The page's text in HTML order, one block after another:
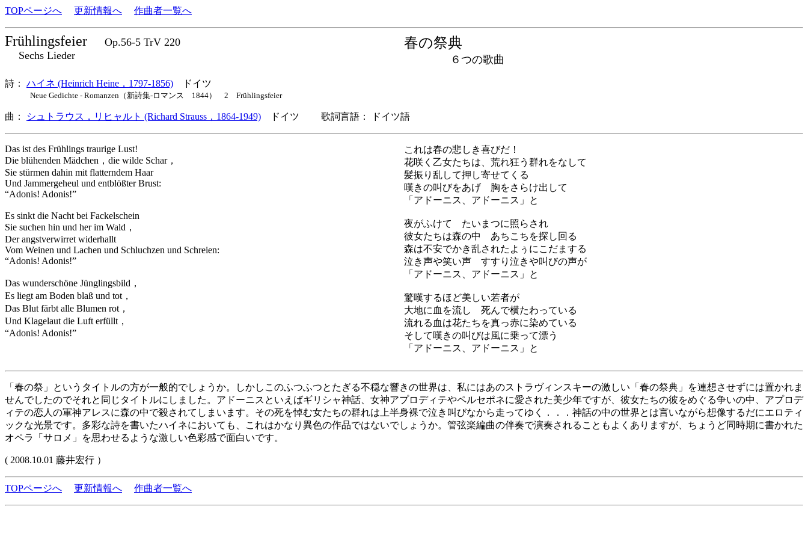
TOPページへ 更新情報へ 作曲者一覧へ
Frühlingsfeier
Op.56-5 TrV 220
Sechs Lieder
春の祭典
６つの歌曲
詩： ハイネ (Heinrich Heine，1797-1856) ドイツ
Neue Gedichte - Romanzen（新詩集-ロマンス 1844） 2 Frühlingsfeier
曲： シュトラウス，リヒャルト (Richard Strauss，1864-1949) ドイツ 歌詞言語： ドイツ語
Das ist des Frühlings traurige Lust!
Die blühenden Mädchen，die wilde Schar，
Sie stürmen dahin mit flatterndem Haar
Und Jammergeheul und entblößter Brust:
“Adonis! Adonis!”
Es sinkt die Nacht bei Fackelschein
Sie suchen hin und her im Wald，
Der angstverwirret widerhallt
Vom Weinen und Lachen und Schluchzen und Schreien:
“Adonis! Adonis!”
Das wunderschöne Jünglingsbild，
Es liegt am Boden blaß und tot，
Das Blut färbt alle Blumen rot，
Und Klagelaut die Luft erfüllt，
“Adonis! Adonis!”
これは春の悲しき喜びだ！
花咲く乙女たちは、荒れ狂う群れをなして
髪振り乱して押し寄せてくる
嘆きの叫びをあげ 胸をさらけ出して
「アドーニス、アドーニス」と
夜がふけて たいまつに照らされ
彼女たちは森の中 あちこちを探し回る
森は不安でかき乱されたよぅにこだまする
泣き声や笑い声 すすり泣きや叫びの声が
「アドーニス、アドーニス」と
驚嘆するほど美しい若者が
大地に血を流し 死んで横たわっている
流れる血は花たちを真っ赤に染めている
そして嘆きの叫びは風に乗って漂う
「アドーニス、アドーニス」と
「春の祭」というタイトルの方が一般的でしょうか。しかしこのふつふつとたぎる不穏な響きの世界は、私にはあのストラヴィンスキーの激しい「春の祭典」を連想させずには置かれま
せんでしたのでそれと同じタイトルにしました。アドーニスといえばギリシャ神話、女神アプロディテやペルセポネに愛された美少年ですが、彼女たちの彼をめぐる争いの中、アプロデ
ィテの恋人の軍神アレスに森の中で殺されてしまいます。その死を悼む女たちの群れは上半身裸で泣き叫びなから走ってゆく．．．神話の中の世界とは言いながら想像するだにエロティ
ックな光景です。多彩な詩を書いたハイネにおいても、これはかなり異色の作品ではないでしょうか。管弦楽編曲の伴奏で演奏されることもよくありますが、ちょうど同時期に書かれた
オペラ「サロメ」を思わせるような激しい色彩感で面白いです。
( 2008.10.01 藤井宏行 ）
TOPページへ 更新情報へ 作曲者一覧へ